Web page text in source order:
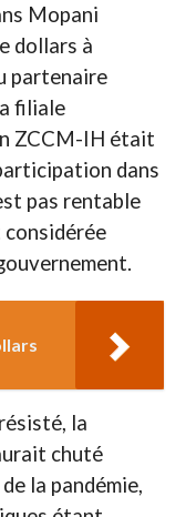
Mopani
dollars à
partenaire
filiale
ZCCM-IH était
dans
pas rentable
considérée
la
chuté
la pandémie,